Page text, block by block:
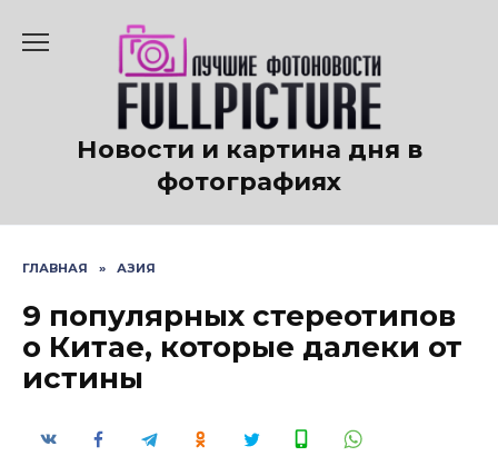
содержанию
Новости и картина дня в
фотографиях
ГЛАВНАЯ » АЗИЯ
9 популярных стереотипов
о Китае, которые далеки от
истины